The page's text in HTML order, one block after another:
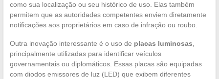
como sua localização ou seu histórico de uso. Elas também
permitem que as autoridades competentes enviem diretamente
notificações aos proprietários em caso de infração ou roubo.
Outra inovação interessante é o uso de placas luminosas,
principalmente utilizadas para identificar veículos
governamentais ou diplomáticos. Essas placas são equipadas
com diodos emissores de luz (LED) que exibem diferentes